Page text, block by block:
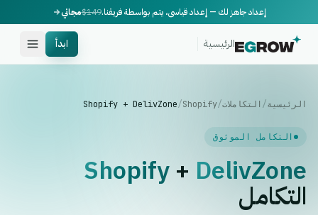
إعداد جاهز لك — إعداد قياسي، يتم بواسطة فريقنا.$149مجاني
الرئيسية ابدأ
الرئيسية/ التكاملات/
Shopify
/
Shopify + DelivZone
التكامل الموثوق
Shopify+ DelivZone
التكامل